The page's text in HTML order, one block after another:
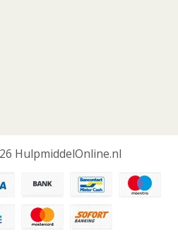
HulpmiddelOnline.nl